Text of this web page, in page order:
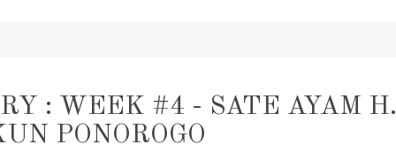
: WEEK #4 - SATE AYAM H.
PONOROGO